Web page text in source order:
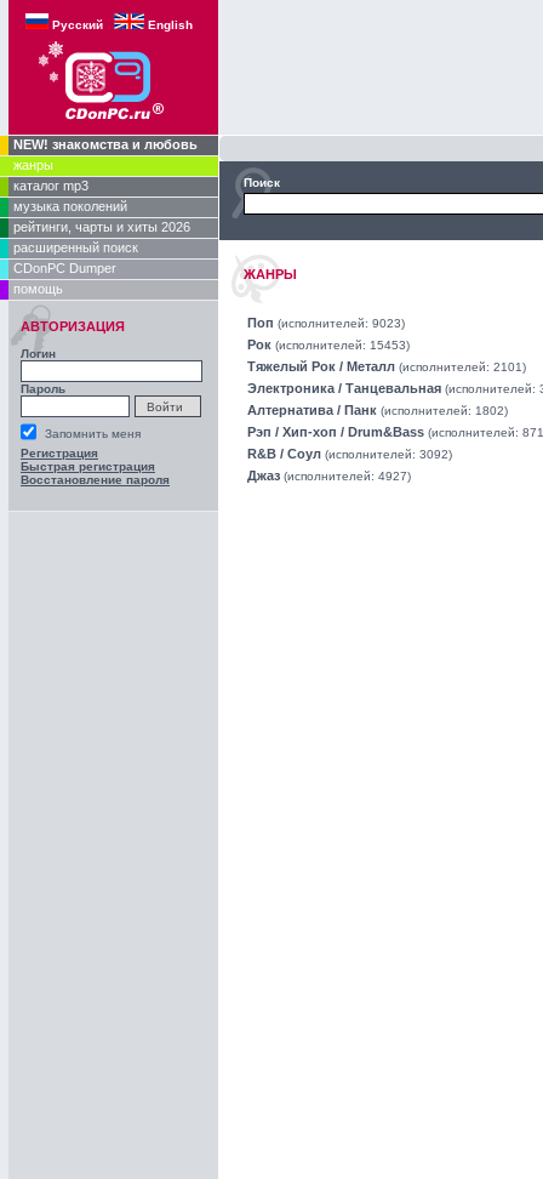
Русский English
NEW! знакомства и любовь
жанры
каталог mp3
музыка поколений
рейтинги, чарты и хиты 2026
расширенный поиск
CDonPC Dumper
помощь
АВТОРИЗАЦИЯ
Логин
Пароль
Запомнить меня
Регистрация
Быстрая регистрация
Восстановление пароля
Поиск
ЖАНРЫ
Поп (исполнителей: 9023)
Рок (исполнителей: 15453)
Тяжелый Рок / Металл (исполнителей: 2101)
Электроника / Танцевальная (исполнителей:
Алтернатива / Панк (исполнителей: 1802)
Рэп / Хип-хоп / Drum&Bass (исполнителей:
R&B / Соул (исполнителей: 3092)
Джаз (исполнителей: 4927)